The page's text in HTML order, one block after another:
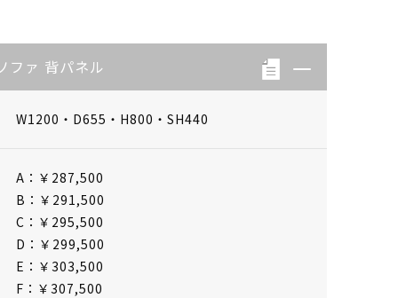
ファ 背パネル
W1200・D655・H800・SH440
A：￥287,500
B：￥291,500
C：￥295,500
D：￥299,500
E：￥303,500
F：￥307,500